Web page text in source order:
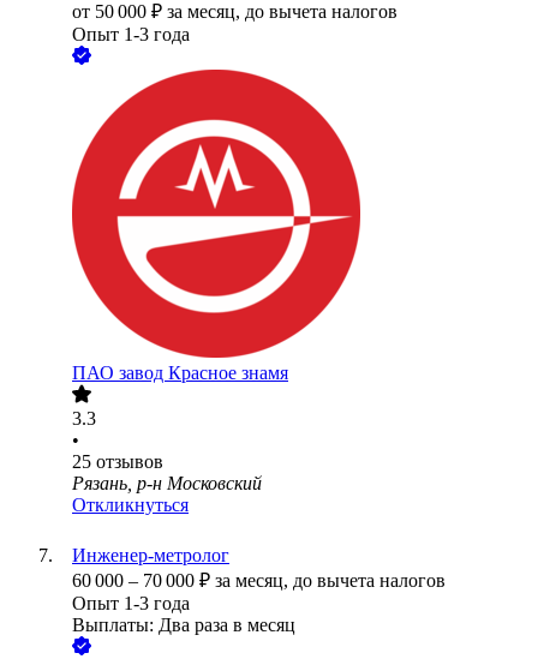
от 50 000 ₽ за месяц, до вычета налогов
Опыт 1-3 года
ПАО завод Красное знамя
3.3
•
25 отзывов
Рязань, р-н Московский
Откликнуться
Инженер-метролог
60 000 – 70 000 ₽ за месяц, до вычета налогов
Опыт 1-3 года
Выплаты: Два раза в месяц